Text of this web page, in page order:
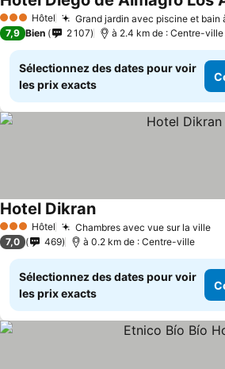
3 ÉtoilesHôtel Grand jardin avec piscine et bain
7,9 Bien 2 107 à 2.4 km de : Centre-ville
Sélectionnez des dates pour voir
les prix exacts
3 ÉtoilesHôtel Chambres avec vue sur la ville
Hotel Dikran
7,0 469 à 0.2 km de : Centre-ville
Sélectionnez des dates pour voir
les prix exacts